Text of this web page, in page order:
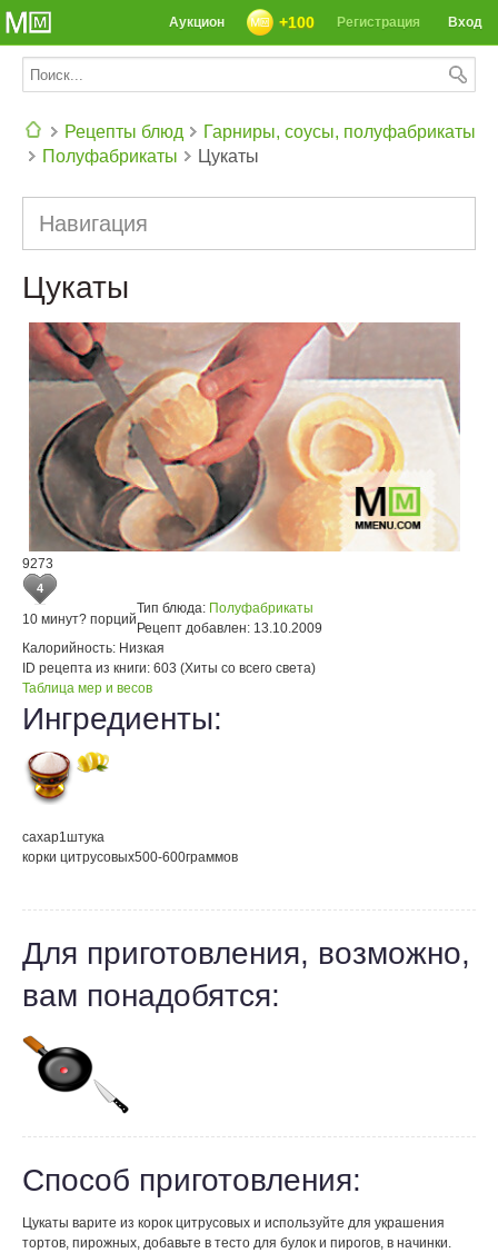
Вход
Регистрация
+100
Аукцион
Рецепты блюд
Гарниры, соусы, полуфабрикаты
Полуфабрикаты
Цукаты
Навигация
Цукаты
9273
4
10 минут? порций
Тип блюда: Полуфабрикаты
Рецепт добавлен: 13.10.2009
Калорийность: Низкая
ID рецепта из книги: 603 (Хиты со всего света)
Таблица мер и весов
Ингредиенты:
сахар1штука
корки цитрусовых500-600граммов
Для приготовления, возможно,
вам понадобятся:
Способ приготовления:
Цукаты варите из корок цитрусовых и используйте для украшения
тортов, пирожных, добавьте в тесто для булок и пирогов, в начинки.